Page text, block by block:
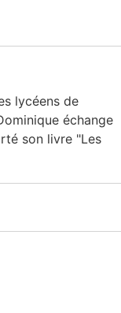
lycéens de
échange
son livre "Les